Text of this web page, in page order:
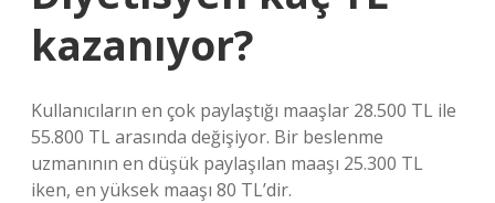
kazanıyor?
Kullanıcıların en çok paylaştığı maaşlar 28.500 TL ile
55.800 TL arasında değişiyor. Bir beslenme
uzmanının en düşük paylaşılan maaşı 25.300 TL
iken, en yüksek maaşı 80 TL’dir.